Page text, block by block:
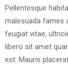
Pellentesque
malesuada fames
feugiat vitae,
libero sit amet
est. Mauris